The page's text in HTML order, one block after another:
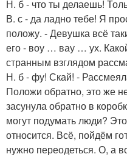
Н. б - что ты делаешь!
В. с - да ладно тебе! Я
положу. - Девушка всё
его - воу … вау … ух.
странным взглядом
Н. б - фу! Скай! -
Положи обратно, это же
засунула обратно в
могут подумать люди?
относится. Всё, пойдём
нужно переодеться. О, а